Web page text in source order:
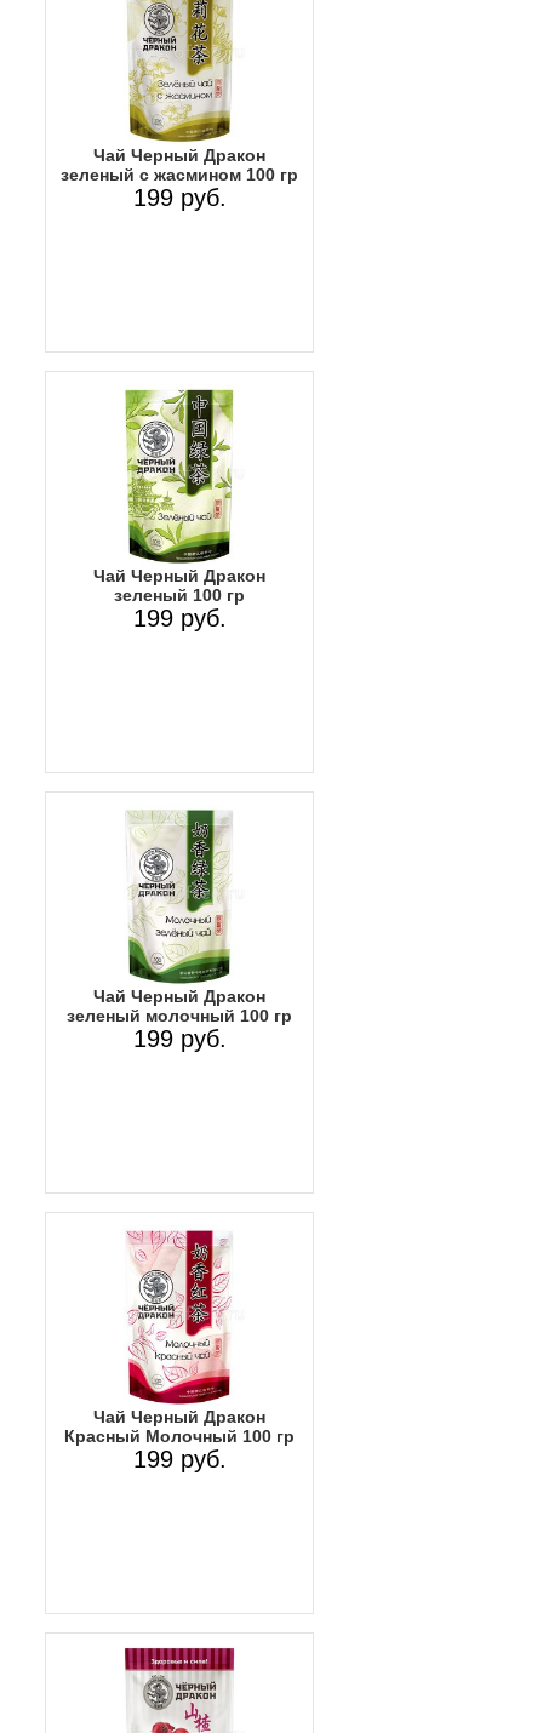
Чай Черный Дракон
зеленый с жасмином 100 гр
199 руб.
Чай Черный Дракон
зеленый 100 гр
199 руб.
Чай Черный Дракон
зеленый молочный 100 гр
199 руб.
Чай Черный Дракон
Красный Молочный 100 гр
199 руб.